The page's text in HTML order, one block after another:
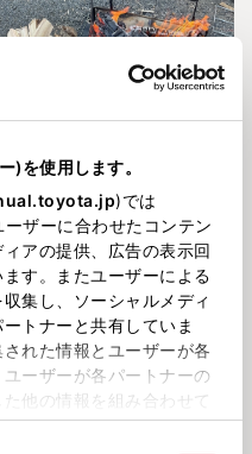
)を使用します。
)では
ザーに合わせたコンテン
アの提供、広告の表示回
す。またユーザーによる
集し、ソーシャルメディ
トナーと共有していま
れた情報とユーザーが各
ーザーが各パートナーの
他の情報を組み合わせて
サイトの使用を続行する
スタッフの休日【野外のんびり時
suv
2026128